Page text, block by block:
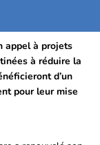
appel à projets
à réduire la
d’un
pour leur mise